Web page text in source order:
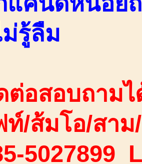
รู้ลืม
ต่อสอบถาม
ท์/ส้มโอ/สา
5027899